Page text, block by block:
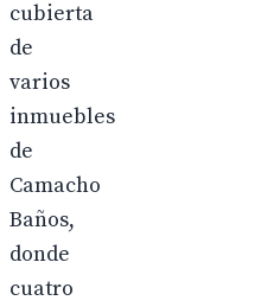
cubierta
de
varios
inmuebles
de
Camacho
Baños,
donde
cuatro